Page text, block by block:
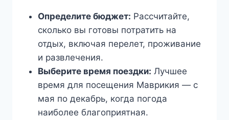
Определите бюджет: Рассчитайте,
сколько вы готовы потратить на
отдых, включая перелет, проживание
и развлечения.
Выберите время поездки: Лучшее
время для посещения Маврикия — с
мая по декабрь, когда погода
наиболее благоприятная.